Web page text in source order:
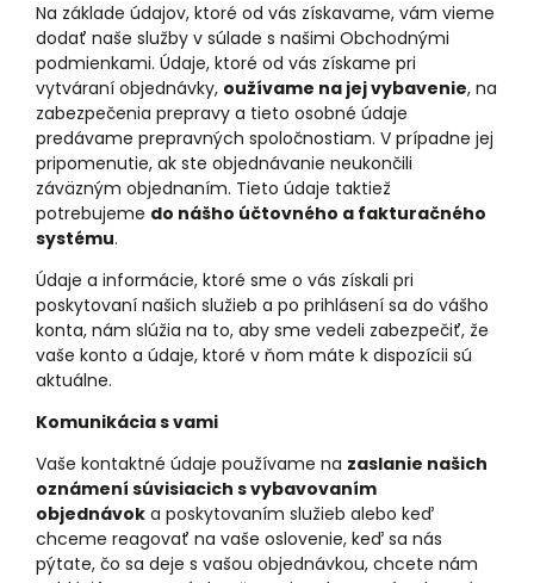
Na základe údajov, ktoré od vás získavame, vám vieme
dodať naše služby v súlade s našimi Obchodnými
podmienkami. Údaje, ktoré od vás získame pri
vytváraní objednávky, oužívame na jej vybavenie, na
zabezpečenia prepravy a tieto osobné údaje
predávame prepravných spoločnostiam. V prípadne jej
pripomenutie, ak ste objednávanie neukončili
záväzným objednaním. Tieto údaje taktiež
potrebujeme do nášho účtovného a fakturačného
systému.
Údaje a informácie, ktoré sme o vás získali pri
poskytovaní našich služieb a po prihlásení sa do vášho
konta, nám slúžia na to, aby sme vedeli zabezpečiť, že
vaše konto a údaje, ktoré v ňom máte k dispozícii sú
aktuálne.
Komunikácia s vami
Vaše kontaktné údaje používame na zaslanie našich
oznámení súvisiacich s vybavovaním
objednávok a poskytovaním služieb alebo keď
chceme reagovať na vaše oslovenie, keď sa nás
pýtate, čo sa deje s vašou objednávkou, chcete nám